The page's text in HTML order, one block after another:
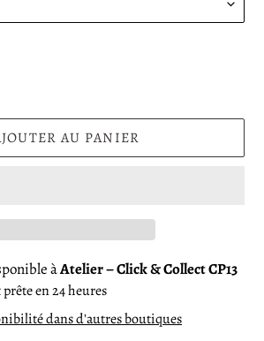
AU PANIER
àAtelier – Click & Collect CP13
en 24 heures
dans d'autres boutiques